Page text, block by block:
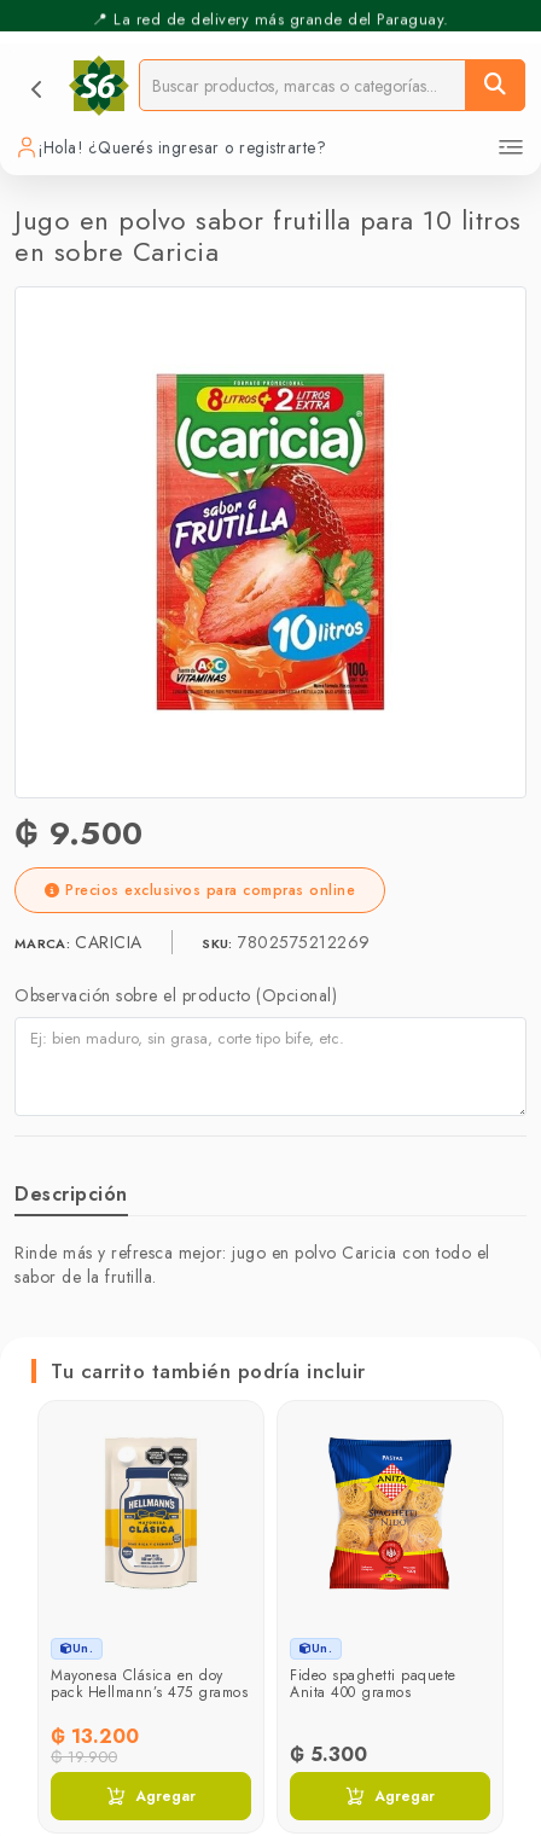
📍 La red de delivery más grande del Paraguay.
⚡️ Pickup Express - Retirás en 30 min.
¡Hola! ¿Querés ingresar o registrarte?
Jugo en polvo sabor frutilla para 10 litros
en sobre Caricia
₲ 9.500
Precios exclusivos para compras online
MARCA: CARICIA SKU: 7802575212269
Observación sobre el producto (Opcional)
Descripción
Rinde más y refresca mejor: jugo en polvo Caricia con todo el
sabor de la frutilla.
Tu carrito también podría incluir
Un.
Mayonesa Clásica en doy
pack Hellmann’s 475 gramos
₲ 13.200
₲ 19.900
Agregar
Un.
Fideo spaghetti paquete
Anita 400 gramos
₲ 5.300
Agregar